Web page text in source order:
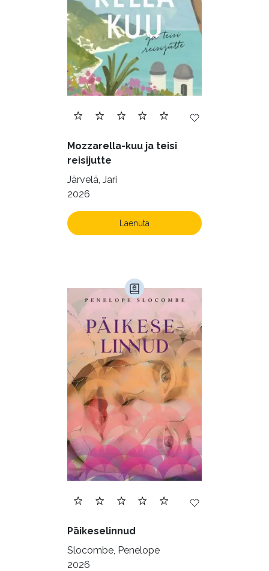
Mozzarella-kuu ja teisi
reisijutte
Järvelä, Jari
2026
Laenuta
Päikeselinnud
Slocombe, Penelope
2026